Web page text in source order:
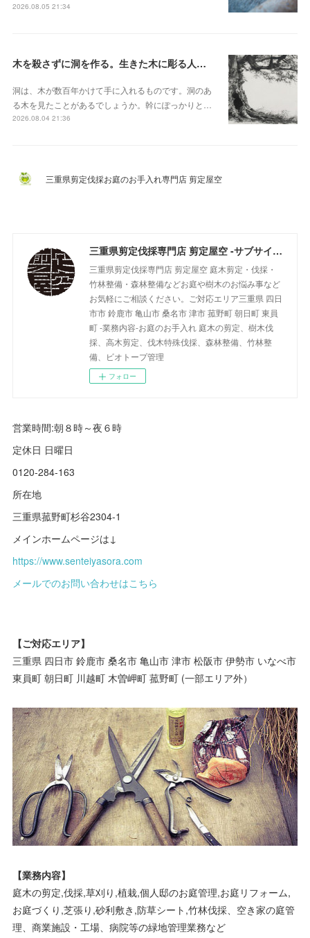
2026.08.05 21:34
木を殺さずに洞を作る。生きた木に彫る人工樹洞とベテラナイゼーション
洞は、木が数百年かけて手に入れるものです。洞のあ
る木を見たことがあるでしょうか。幹にぽっかりと…
2026.08.04 21:36
三重県剪定伐採お庭のお手入れ専門店 剪定屋空
三重県剪定伐採専門店 剪定屋空 -サブサイト-
三重県剪定伐採専門店 剪定屋空 庭木剪定・伐採・
竹林整備・森林整備などお庭や樹木のお悩み事など
お気軽にご相談ください。ご対応エリア三重県 四日
市市 鈴鹿市 亀山市 桑名市 津市 菰野町 朝日町 東員
町 -業務内容-お庭のお手入れ 庭木の剪定、樹木伐
採、高木剪定、伐木特殊伐採、森林整備、竹林整
備、ビオトープ管理
フォロー
営業時間:朝８時～夜６時
定休日 日曜日
0120-284-163
所在地
三重県菰野町杉谷2304-1
メインホームページは↓
https://www.senteiyasora.com
メールでのお問い合わせはこちら
【ご対応エリア】
三重県 四日市 鈴鹿市 桑名市 亀山市 津市 松阪市 伊勢市 いなべ市
東員町 朝日町 川越町 木曽岬町 菰野町 (一部エリア外）
【業務内容】
庭木の剪定,伐採,草刈り,植栽,個人邸のお庭管理,お庭リフォーム,
お庭づくり,芝張り,砂利敷き,防草シート,竹林伐採、空き家の庭管
理、商業施設・工場、病院等の緑地管理業務など